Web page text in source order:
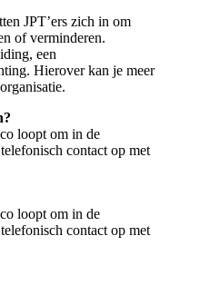
JPT’ers zich in om
of verminderen.
een
Hierover kan je meer
loopt om in de
contact op met
loopt om in de
contact op met